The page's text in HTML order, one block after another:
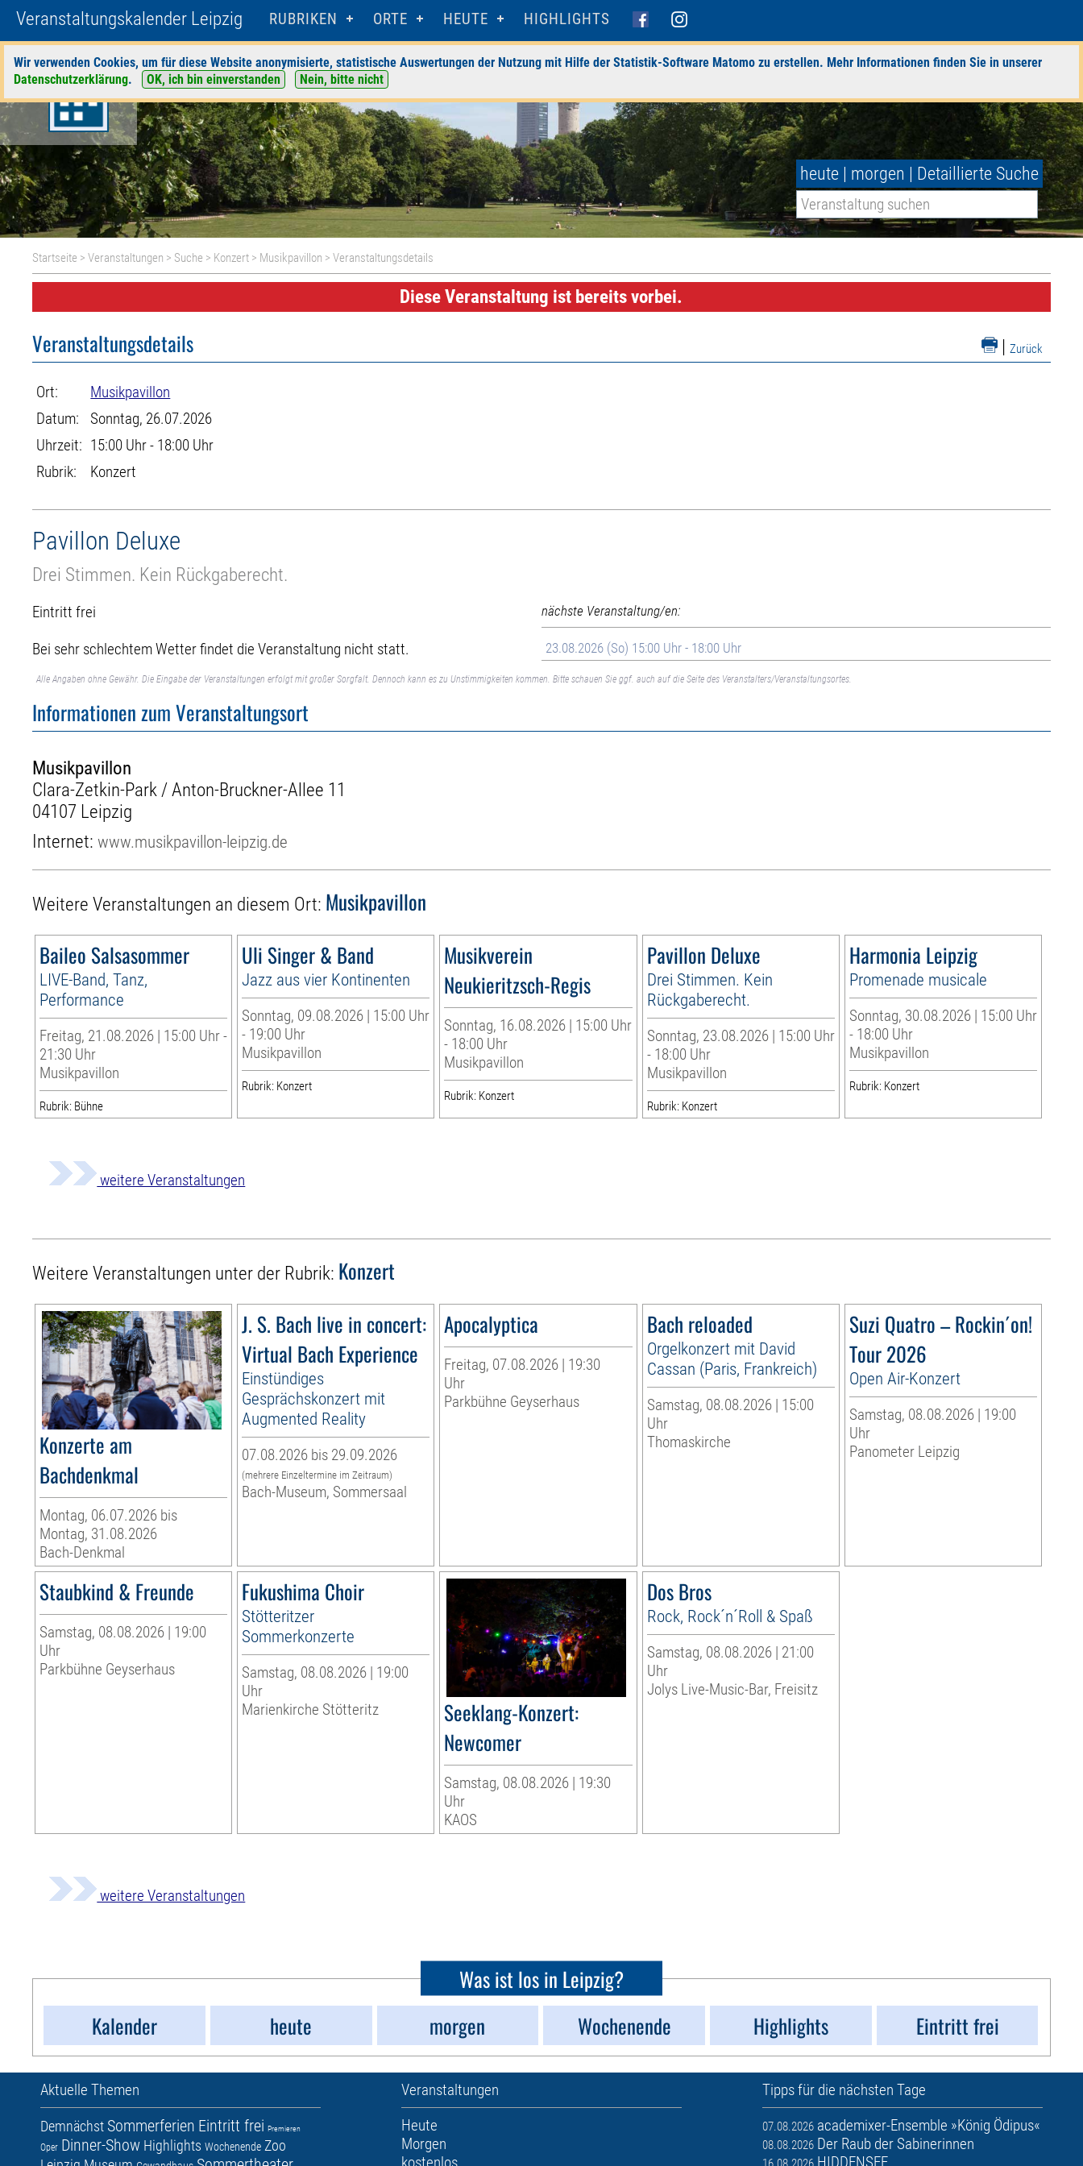
Veranstaltungskalender Leipzig RUBRIKEN ORTE HEUTE HIGHLIGHTS
Wir verwenden Cookies, um für diese Website anonymisierte, statistische Auswertungen der Nutzung mit Hilfe der Statistik-Software Matomo zu erstellen. Mehr Informationen finden Sie in unserer
Datenschutzerklärung. OK, ich bin einverstanden Nein, bitte nicht
heute | morgen | Detaillierte Suche
Startseite >Veranstaltungen > Suche > Konzert > Musikpavillon > Veranstaltungsdetails
Diese Veranstaltung ist bereits vorbei.
| Zurück
Veranstaltungsdetails
Ort:
Musikpavillon
Datum:
Sonntag, 26.07.2026
Uhrzeit: 15:00 Uhr - 18:00 Uhr
Rubrik:
Konzert
Pavillon Deluxe
Drei Stimmen. Kein Rückgaberecht.
Eintritt frei
Bei sehr schlechtem Wetter findet die Veranstaltung nicht statt.
nächste Veranstaltung/en:
23.08.2026 (So) 15:00 Uhr - 18:00 Uhr
Alle Angaben ohne Gewähr. Die Eingabe der Veranstaltungen erfolgt mit großer Sorgfalt. Dennoch kann es zu Unstimmigkeiten kommen. Bitte schauen Sie ggf. auch auf die Seite des Veranstalters/Veranstaltungsortes.
Informationen zum Veranstaltungsort
Musikpavillon
Clara-Zetkin-Park / Anton-Bruckner-Allee 11
04107 Leipzig
Internet:www.musikpavillon-leipzig.de
Weitere Veranstaltungen an diesem Ort: Musikpavillon
Baileo Salsasommer
LIVE-Band, Tanz,
Performance
Freitag, 21.08.2026 | 15:00 Uhr -
21:30 Uhr
Musikpavillon
Rubrik: Bühne
Uli Singer & Band
Jazz aus vier Kontinenten
Sonntag, 09.08.2026 | 15:00 Uhr
- 19:00 Uhr
Musikpavillon
Rubrik: Konzert
Musikverein
Neukieritzsch-Regis
Sonntag, 16.08.2026 | 15:00 Uhr
- 18:00 Uhr
Musikpavillon
Rubrik: Konzert
Pavillon Deluxe
Drei Stimmen. Kein
Rückgaberecht.
Sonntag, 23.08.2026 | 15:00 Uhr
- 18:00 Uhr
Musikpavillon
Rubrik: Konzert
Harmonia Leipzig
Promenade musicale
Sonntag, 30.08.2026 | 15:00 Uhr
- 18:00 Uhr
Musikpavillon
Rubrik: Konzert
weitere Veranstaltungen
Weitere Veranstaltungen unter der Rubrik: Konzert
Konzerte am
Bachdenkmal
Montag, 06.07.2026 bis
Montag, 31.08.2026
Bach-Denkmal
J. S. Bach live in concert:
Virtual Bach Experience
Einstündiges
Gesprächskonzert mit
Augmented Reality
07.08.2026 bis 29.09.2026
(mehrere Einzeltermine im Zeitraum)
Bach-Museum, Sommersaal
Apocalyptica
Freitag, 07.08.2026 | 19:30
Uhr
Parkbühne Geyserhaus
Bach reloaded
Orgelkonzert mit David
Cassan (Paris, Frankreich)
Samstag, 08.08.2026 | 15:00
Uhr
Thomaskirche
Suzi Quatro – Rockin´on!
Tour 2026
Open Air-Konzert
Samstag, 08.08.2026 | 19:00
Uhr
Panometer Leipzig
Staubkind & Freunde
Samstag, 08.08.2026 | 19:00
Uhr
Parkbühne Geyserhaus
Fukushima Choir
Stötteritzer
Sommerkonzerte
Samstag, 08.08.2026 | 19:00
Uhr
Marienkirche Stötteritz
Seeklang-Konzert:
Newcomer
Samstag, 08.08.2026 | 19:30
Uhr
KAOS
Dos Bros
Rock, Rock´n´Roll & Spaß
Samstag, 08.08.2026 | 21:00
Uhr
Jolys Live-Music-Bar, Freisitz
weitere Veranstaltungen
Was ist los in Leipzig?
Kalender
heute morgen Wochenende Highlights Eintritt frei
Aktuelle Themen
Demnächst Sommerferien Eintritt frei Premieren
Oper Dinner-Show Highlights Wochenende Zoo
Veranstaltungen
Heute
Morgen
Tipps für die nächsten Tage
07.08.2026 academixer-Ensemble »König Ödipus«
08.08.2026 Der Raub der Sabinerinnen